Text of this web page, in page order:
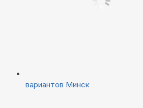
вариантов Минск